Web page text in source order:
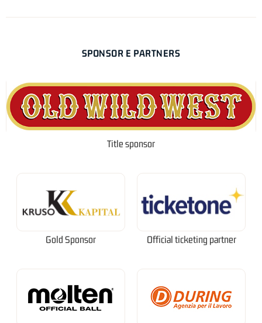
SPONSOR E PARTNERS
Title sponsor
Gold Sponsor Official ticketing partner